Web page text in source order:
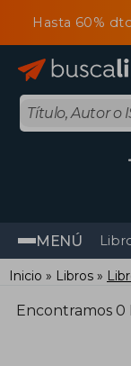
Hasta 60%
MENÚ
Inicio Libros
Encontramos 0